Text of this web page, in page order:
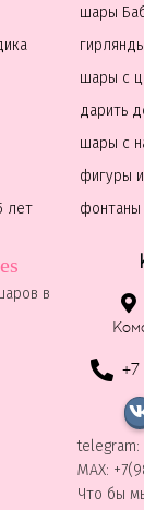
лет
шары
гирлянды
шары с
дарить
шары с
фигуры
фонтаны
в
telegram:
MAХ:
Что бы